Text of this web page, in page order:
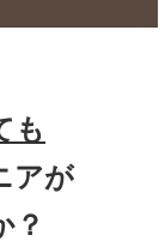
も
アが
？